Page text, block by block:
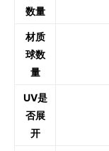
数量
材质
球数
量
UV是
否展
开